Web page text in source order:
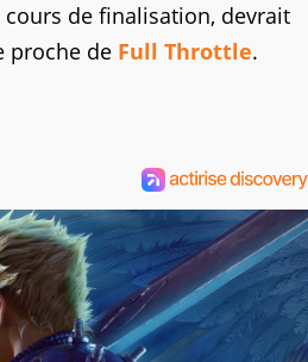
de finalisation, devrait
proche de Full Throttle.